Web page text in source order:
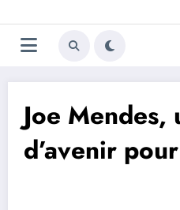
au
contenu
Joe
d’avenir